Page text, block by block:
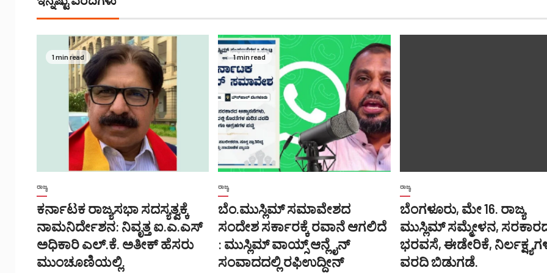
1 min read
ರಾಜ್ಯ
ಕರ್ನಾಟಕ ರಾಜ್ಯಸಭಾ ಸದಸ್ಯತ್ವಕ್ಕೆ
ನಾಮನಿರ್ದೇಶನ: ನಿವೃತ್ತ ಐ.ಎ.ಎಸ್
ಅಧಿಕಾರಿ ಎಲ್.ಕೆ. ಅತೀಕ್ ಹೆಸರು
ಮುಂಚೂಣಿಯಲ್ಲಿ.
1 min read
ರಾಜ್ಯ
ಬೆಂ.ಮುಸ್ಲಿಮ್ ಸಮಾವೇಶದ
ಸಂದೇಶ ಸರ್ಕಾರಕ್ಕೆ ರವಾನೆ ಆಗಲಿದೆ
: ಮುಸ್ಲಿಮ್ ವಾಯ್ಸ್ ಆನ್ಲೈನ್
ಸಂವಾದದಲ್ಲಿ ರಫಿಉದ್ದೀನ್
ರಾಜ್ಯ
ಬೆಂಗಳೂರು, ಮೇ 16. ರಾಜ್ಯ
ಮುಸ್ಲಿಮ್ ಸಮ್ಮೇಳನ,
ಭರವಸೆ, ಈಡೇರಿಕೆ,
ವರದಿ ಬಿಡುಗಡೆ.